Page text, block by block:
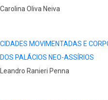
Carolina Oliva Neiva
CIDADES MOVIMENTADAS E
DOS PALÁCIOS NEO-ASSÍRIOS
Leandro Ranieri Penna